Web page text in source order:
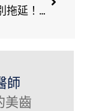
假牙修理別拖延！牙醫帶你了解原因、方法與保養重點
師
美齒